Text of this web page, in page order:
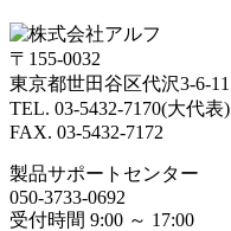
〒155-0032
東京都世田谷区代沢3-6-11
TEL. 03-5432-7170(大代表)
FAX. 03-5432-7172
製品サポートセンター
050-3733-0692
受付時間 9:00 ～ 17:00